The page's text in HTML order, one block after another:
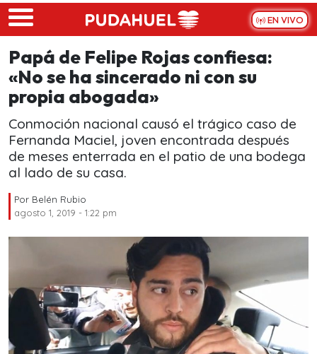
Skip to main content
EN VIVO
Papá de Felipe Rojas confiesa:
«No se ha sincerado ni con su
propia abogada»
Conmoción nacional causó el trágico caso de
Fernanda Maciel, joven encontrada después
de meses enterrada en el patio de una bodega
al lado de su casa.
Por Belén Rubio
agosto 1, 2019 - 1:22 pm